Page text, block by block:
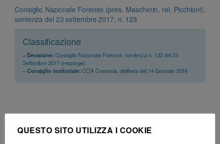
Consiglio Nazionale Forense (pres. Mascherin, rel. Picchioni),
sentenza del 23 settembre 2017, n. 123
Classificazione
– Decisione: Consiglio Nazionale Forense, sentenza n. 123 del 23
Settembre 2017(respinge)
– Consiglio territoriale:COA Cremona, delibera del 14 Gennaio 2016
QUESTO SITO UTILIZZA I COOKIE